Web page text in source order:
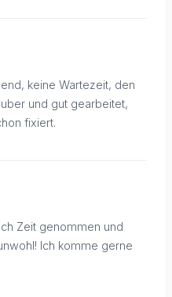
keine Wartezeit, den
und gut gearbeitet,
fixiert.
Zeit genommen und
Ich komme gerne